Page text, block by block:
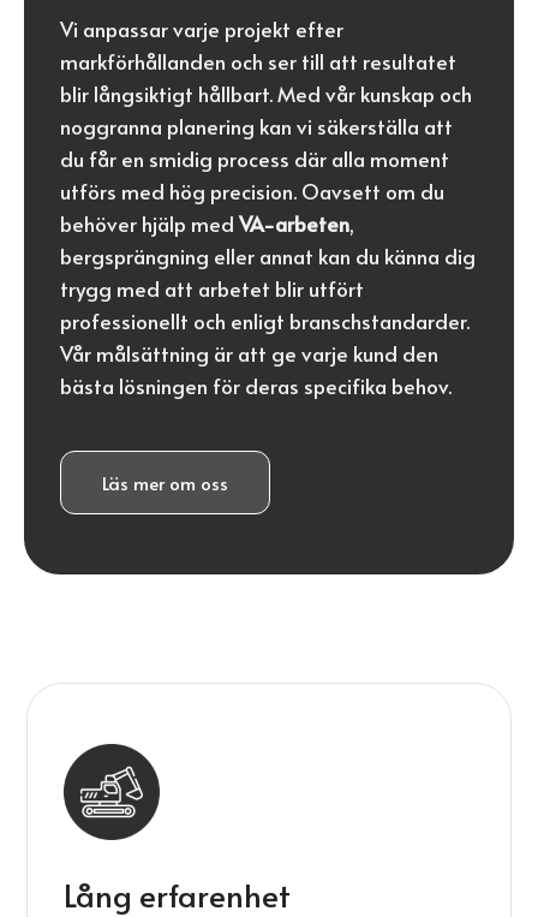
Vi anpassar varje projekt efter
markförhållanden och ser till att resultatet
blir långsiktigt hållbart. Med vår kunskap och
noggranna planering kan vi säkerställa att
du får en smidig process där alla moment
utförs med hög precision. Oavsett om du
behöver hjälp medVA-arbeten,
bergsprängning eller annat kan du känna dig
trygg med att arbetet blir utfört
professionellt och enligt branschstandarder.
Vår målsättning är att ge varje kund den
bästa lösningen för deras specifika behov.
Läs mer om oss
Lång erfarenhet